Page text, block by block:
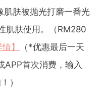
肌肤被抛光打磨一番光
肌肤使用。（RM280
】
（*优惠最后一天
首次消费，输入
）